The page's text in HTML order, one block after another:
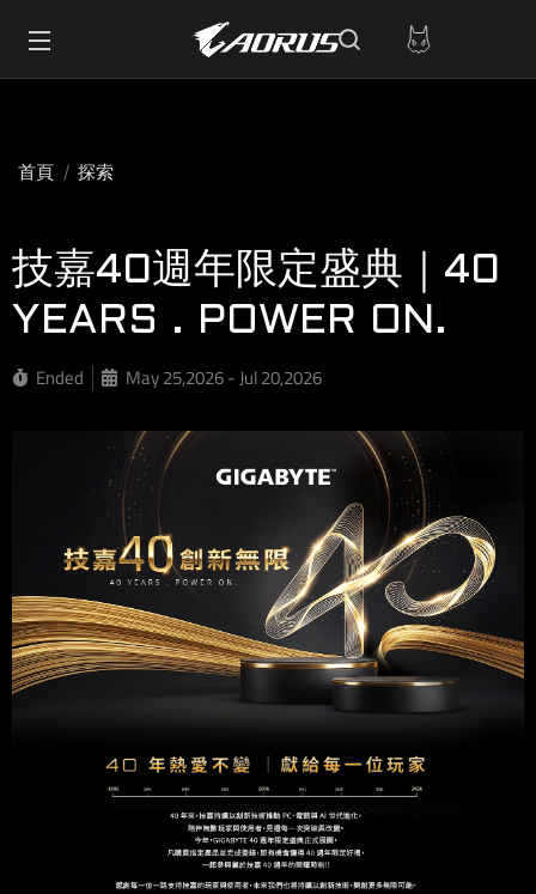
首頁 探索
技嘉40週年限定盛典｜40
YEARS . POWER ON.
Ended May 25,2026 - Jul 20,2026